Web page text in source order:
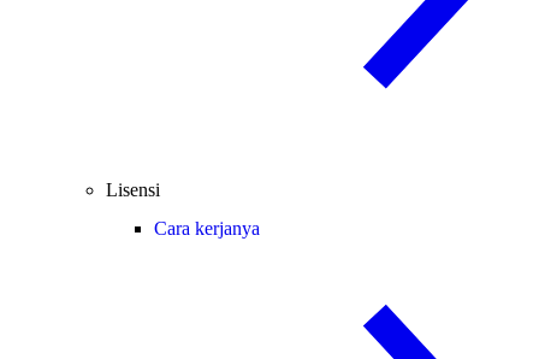
Lisensi
Cara kerjanya